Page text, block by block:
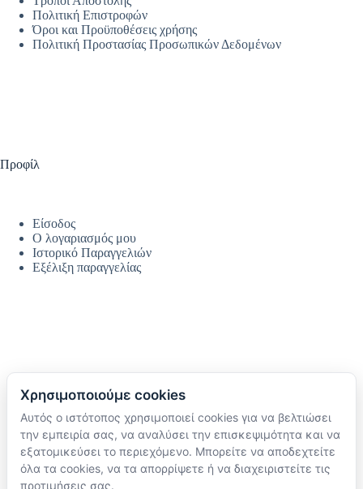
Πολιτική Επιστροφών
Όροι και Προϋποθέσεις χρήσης
Πολιτική Προστασίας Προσωπικών Δεδομένων
Προφίλ
Είσοδος
Ο λογαριασμός μου
Ιστορικό Παραγγελιών
Εξέλιξη παραγγελίας
Ακολουθήστε μας
TikTok
Instagram
Facebook
Χρησιμοποιούμε cookies
Αυτός ο ιστότοπος χρησιμοποιεί cookies για να βελτιώσει
την εμπειρία σας, να αναλύσει την επισκεψιμότητα και να
εξατομικεύσει το περιεχόμενο. Μπορείτε να αποδεχτείτε
όλα τα cookies, να τα απορρίψετε ή να διαχειριστείτε τις
προτιμήσεις σας.